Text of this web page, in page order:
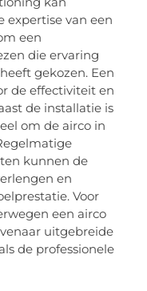
expertise van een
een
die ervaring
gekozen. Een
de effectiviteit en
de installatie is
om de airco in
kunnen de
en
Voor
een airco
uitgebreide
de professionele